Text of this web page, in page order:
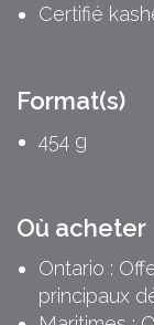
Certifié
Format(s)
454 g
Où acheter
Ontario :
principaux